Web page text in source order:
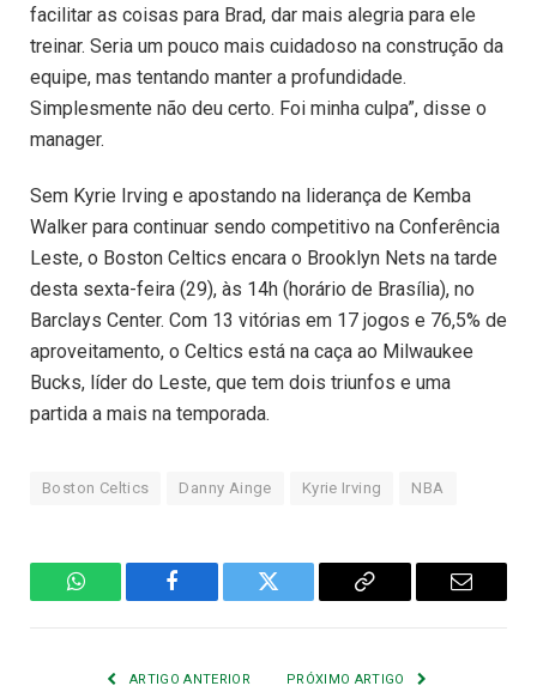
facilitar as coisas para Brad, dar mais alegria para ele
treinar. Seria um pouco mais cuidadoso na construção da
equipe, mas tentando manter a profundidade.
Simplesmente não deu certo. Foi minha culpa”, disse o
manager.
Sem Kyrie Irving e apostando na liderança de Kemba
Walker para continuar sendo competitivo na Conferência
Leste, o Boston Celtics encara o Brooklyn Nets na tarde
desta sexta-feira (29), às 14h (horário de Brasília), no
Barclays Center. Com 13 vitórias em 17 jogos e 76,5% de
aproveitamento, o Celtics está na caça ao Milwaukee
Bucks, líder do Leste, que tem dois triunfos e uma
partida a mais na temporada.
Boston Celtics Danny Ainge Kyrie Irving NBA
WhatsAppFacebook Twitter
Copiar
E-
ARTIGO ANTERIOR PRÓXIMO ARTIGO